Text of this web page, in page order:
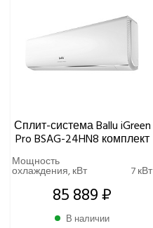
LG
Mitsubishi Heavy Industries
Panasonic
Quattroclima
ROYAL CLIMA
Сплит-система Ballu iGreen
Pro BSAG-24HN8 комплект
Мощность
охлаждения, кВт 7 кВт
85 889 ₽
В наличии